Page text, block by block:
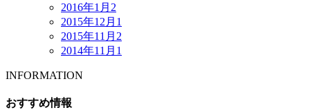
2016年1月 2
2015年12月 1
2015年11月 2
2014年11月 1
INFORMATION
おすすめ情報